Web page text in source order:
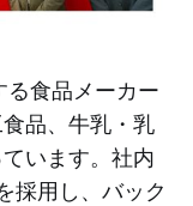
食品メーカー
品、牛乳・乳
います。社内
採用し、バック